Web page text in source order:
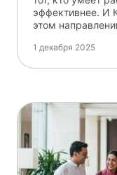
эффективнее. И
этом
1 декабря 2025